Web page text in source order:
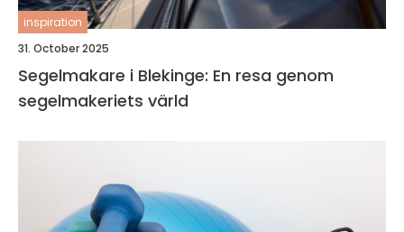
inspiration
31. October 2025
Segelmakare i Blekinge: En resa genom
segelmakeriets värld